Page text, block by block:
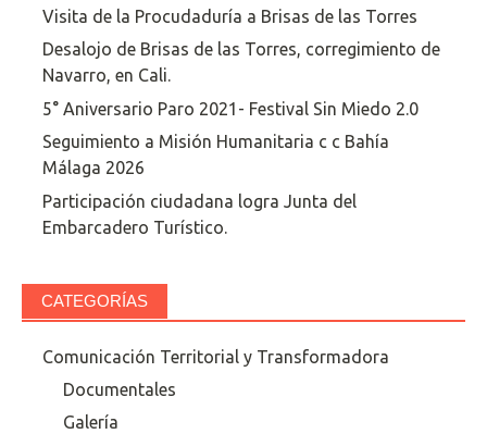
Visita de la Procudaduría a Brisas de las Torres
Desalojo de Brisas de las Torres, corregimiento de
Navarro, en Cali.
5° Aniversario Paro 2021- Festival Sin Miedo 2.0
Seguimiento a Misión Humanitaria c c Bahía
Málaga 2026
Participación ciudadana logra Junta del
Embarcadero Turístico.
CATEGORÍAS
Comunicación Territorial y Transformadora
Documentales
Galería